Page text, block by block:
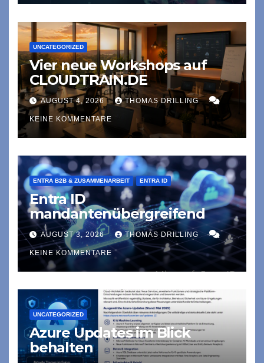
UNCATEGORIZED
Vier neue Workshops auf
CLOUDTRAIN.DE
AUGUST 4, 2026 THOMAS DRILLING
KEINE KOMMENTARE
ENTRA B2B & ZUSAMMENARBEIT ENTRA ID
Entra ID
mandantenübergreifend
AUGUST 3, 2026 THOMAS DRILLING
KEINE KOMMENTARE
UNCATEGORIZED
Azure Updates im Blick
behalten